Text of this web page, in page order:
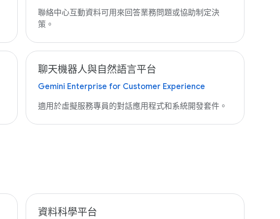
聯絡中心互動資料可用來回答業務問題或協助制定決
策。
聊天機器人與自然語言平台
Gemini Enterprise for Customer Experience
適用於虛擬服務專員的對話應用程式和系統開發套件。
資料科學平台